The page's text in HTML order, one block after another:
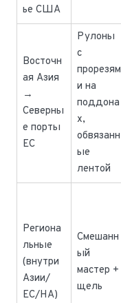
ье США
Восточн
ая Азия
→
Северны
е порты
ЕС
Рулоны
с
прорезям
и на
поддона
х,
обвязанн
ые
лентой
Региона
льные
(внутри
Азии/
ЕС/НА)
Смешанн
ый
мастер +
щель